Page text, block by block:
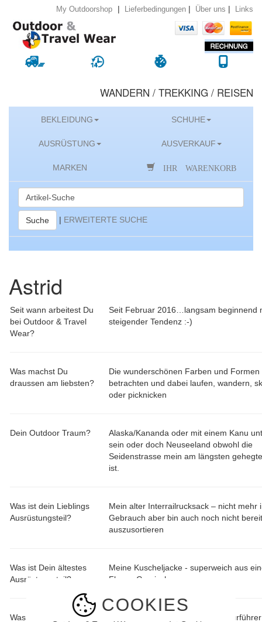
COOKIES
My Outdoorshop | Lieferbedingungen | Über uns | Links
WANDERN / TREKKING / REISEN
BEKLEIDUNG SCHUHE
AUSRÜSTUNG AUSVERKAUF
MARKEN IHR WARENKORB
Suche | ERWEITERTE SUCHE
Astrid
Seit wann arbeitest Du
bei Outdoor & Travel
Wear?
Seit Februar 2016…langsam beginnend
steigender Tendenz :-)
Was machst Du
draussen am liebsten?
Die wunderschönen Farben und
betrachten und dabei laufen, wandern,
oder picknicken
Dein Outdoor Traum?
Alaska/Kananda oder mit einem Kanu
sein oder doch Neuseeland obwohl die
Seidenstrasse mein am längsten
ist.
Was ist dein Lieblings
Ausrüstungsteil?
Mein alter Interrailrucksack – nicht mehr
Gebrauch aber bin auch noch nicht
auszusortieren
Was ist Dein ältestes
Ausrüstungsteil?
Meine Kuscheljacke - superweich aus
Fleece Gemisch
Was muss immer mit auf
Landkarten, Reiseführer und